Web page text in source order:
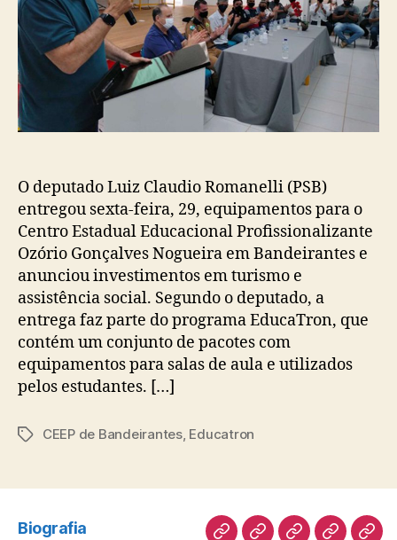
O deputado Luiz Claudio Romanelli (PSB)
entregou sexta-feira, 29, equipamentos para o
Centro Estadual Educacional Profissionalizante
Ozório Gonçalves Nogueira em Bandeirantes e
anunciou investimentos em turismo e
assistência social. Segundo o deputado, a
entrega faz parte do programa EducaTron, que
contém um conjunto de pacotes com
equipamentos para salas de aula e utilizados
pelos estudantes. […]
TagsCEEP de Bandeirantes, Educatron
Biografia